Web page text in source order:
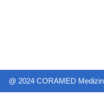
@ 2024 CORAMED